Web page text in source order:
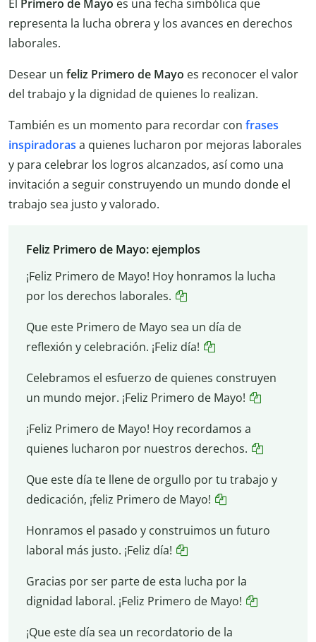
El Primero de Mayo es una fecha simbólica que
representa la lucha obrera y los avances en derechos
laborales.
Desear un feliz Primero de Mayo es reconocer el valor
del trabajo y la dignidad de quienes lo realizan.
También es un momento para recordar con frases
inspiradoras a quienes lucharon por mejoras laborales
y para celebrar los logros alcanzados, así como una
invitación a seguir construyendo un mundo donde el
trabajo sea justo y valorado.
Feliz Primero de Mayo: ejemplos
¡Feliz Primero de Mayo! Hoy honramos la lucha
por los derechos laborales.
Que este Primero de Mayo sea un día de
reflexión y celebración. ¡Feliz día!
Celebramos el esfuerzo de quienes construyen
un mundo mejor. ¡Feliz Primero de Mayo!
¡Feliz Primero de Mayo! Hoy recordamos a
quienes lucharon por nuestros derechos.
Que este día te llene de orgullo por tu trabajo y
dedicación, ¡feliz Primero de Mayo!
Honramos el pasado y construimos un futuro
laboral más justo. ¡Feliz día!
Gracias por ser parte de esta lucha por la
dignidad laboral. ¡Feliz Primero de Mayo!
¡Que este día sea un recordatorio de la